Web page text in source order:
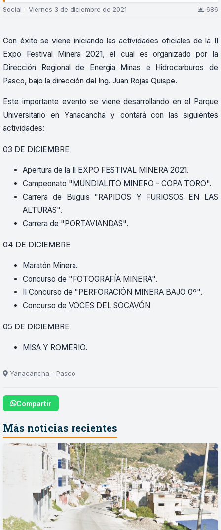
Social - Viernes 3 de diciembre de 2021 686
Con éxito se viene iniciando las actividades oficiales de la II
Expo Festival Minera 2021, el cual es organizado por la
Dirección Regional de Energía Minas e Hidrocarburos de
Pasco, bajo la dirección del Ing. Juan Rojas Quispe.
Este importante evento se viene desarrollando en el Parque
Universitario en Yanacancha y contará con las siguientes
actividades:
03 DE DICIEMBRE
Apertura de la II EXPO FESTIVAL MINERA 2021.
Campeonato "MUNDIALITO MINERO - COPA TORO".
Carrera de Buguis "RAPIDOS Y FURIOSOS EN LAS
ALTURAS".
Carrera de "PORTAVIANDAS".
04 DE DICIEMBRE
Maratón Minera.
Concurso de "FOTOGRAFÍA MINERA".
II Concurso de "PERFORACIÓN MINERA BAJO 0º".
Concurso de VOCES DEL SOCAVÓN
05 DE DICIEMBRE
MISA Y ROMERIO.
Yanacancha - Pasco
Compartir
Más noticias recientes